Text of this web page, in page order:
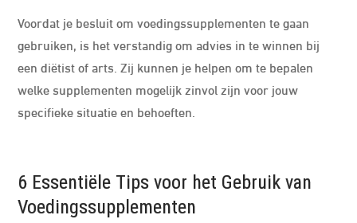
Voordat je besluit om voedingssupplementen te gaan
gebruiken, is het verstandig om advies in te winnen bij
een diëtist of arts. Zij kunnen je helpen om te bepalen
welke supplementen mogelijk zinvol zijn voor jouw
specifieke situatie en behoeften.
6 Essentiële Tips voor het Gebruik van
Voedingssupplementen